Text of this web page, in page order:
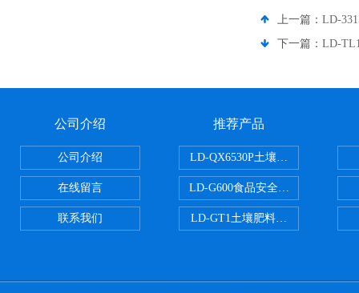
上一篇： LD-
下一篇： LD-
公司介绍
公司介绍
在线留言
联系我们
推荐产品
LD-QX6530P土壤氧化还原电位检
LD-G600食品安全检测仪
LD-GT1土壤肥料养分检测仪